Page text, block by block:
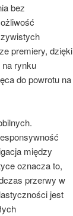
bez
premiery, dzięki
na rynku
do powrotu na
między
oznacza to,
przerwy w
jest